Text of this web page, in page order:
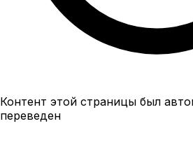
Контент этой страницы был
переведен